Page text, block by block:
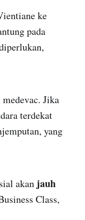
ke
pada
Jika
terdekat
yang
akan jauh
Class,